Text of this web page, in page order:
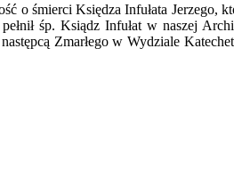
o śmierci Księdza Infułata Jerzego,
śp. Ksiądz Infułat w naszej
Zmarłego w Wydziale